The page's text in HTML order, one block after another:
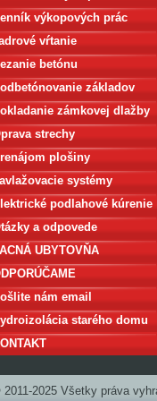
výkopových prác
vŕtanie
betónu
základov
zámkovej dlažby
strechy
plošiny
systémy
podlahové kúrenie
a odpovede
UBYTOVŇA
nám email
starého domu
2025 Všetky práva